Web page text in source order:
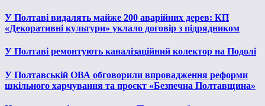
У Полтаві видалять майже 200 аварійних дерев: КП
«Декоративні культури» уклало договір з підрядником
У Полтаві ремонтують каналізаційний колектор на Подолі
У Полтавській ОВА обговорили впровадження реформи
шкільного харчування та проєкт «Безпечна Полтавщина»